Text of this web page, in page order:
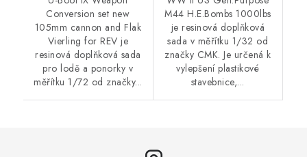
Conversion set new
105mm cannon and Flak
Vierling for REV je
resinová doplňková sada
pro lodě a ponorky v
měřítku 1/72 od značky...
M44 H.E.Bombs 1000lbs
je resinová doplňková
sada v měřítku 1/32 od
značky CMK. Je určená k
vylepšení plastikové
stavebnice,...